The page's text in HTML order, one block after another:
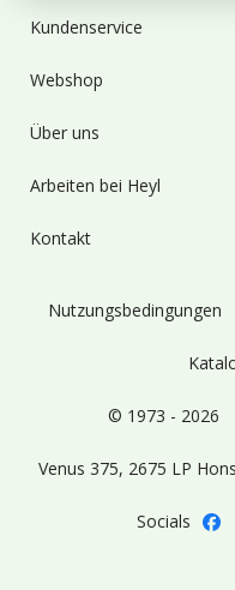
Kundenservice
Webshop
Über uns
Arbeiten bei Heyl
Kontakt
Nutzungsbedingungen
© 1973 - 2026
Venus 375, 2675 LP
Socials